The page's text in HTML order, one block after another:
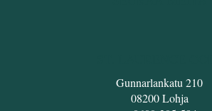
Gunnarlankatu 210
08200 Lohja